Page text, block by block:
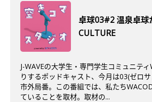
卓球03#2 温泉卓球
CULTURE
J-WAVEの大学生・専門学生コミュニテ
りするポッドキャスト、今月は03(ゼロ
市外局番。この番組では、私たち
ていることを取材。取材の...